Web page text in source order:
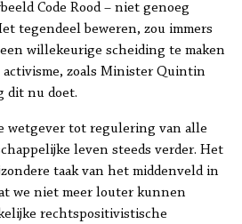
Code Rood – niet genoeg
tegendeel beweren, zou immers
willekeurige scheiding te maken
activisme, zoals Minister Quintin
dit nu doet.
wetgever tot regulering van alle
leven steeds verder. Het
taak van het middenveld in
we niet meer louter kunnen
rechtspositivistische